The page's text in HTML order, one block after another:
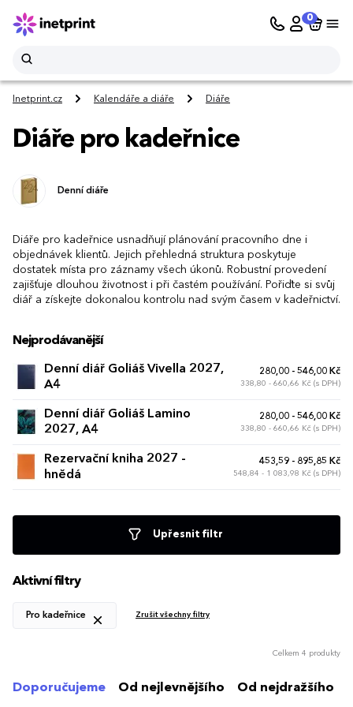
0
Inetprint.cz Kalendáře a diáře Diáře
Diáře pro kadeřnice
Denní diáře
Diáře pro kadeřnice usnadňují plánování pracovního dne i
objednávek klientů. Jejich přehledná struktura poskytuje
dostatek místa pro záznamy všech úkonů. Robustní provedení
zajišťuje dlouhou životnost i při častém používání. Pořiďte si svůj
diář a získejte dokonalou kontrolu nad svým časem v kadeřnictví.
Nejprodávanější
Denní diář Goliáš Vivella 2027,
A4
280,00 - 546,00 Kč
338,80 - 660,66 Kč (s DPH)
Denní diář Goliáš Lamino
2027, A4
280,00 - 546,00 Kč
338,80 - 660,66 Kč (s DPH)
Rezervační kniha 2027 -
hnědá
453,59 - 895,85 Kč
548,84 - 1 083,98 Kč (s DPH)
Upřesnit filtr
Aktivní filtry
Pro kadeřnice Zrušit všechny filtry
Celkem 4 produkty
Doporučujeme Od nejlevnějšího Od nejdražšího